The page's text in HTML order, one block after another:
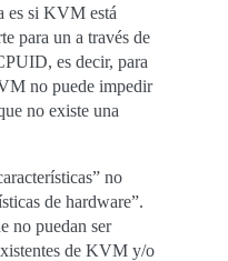
es si KVM está
para un a través de
es decir, para
no puede impedir
no existe una
no
de hardware”.
no puedan ser
de KVM y/o